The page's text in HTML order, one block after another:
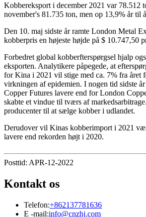
Kobbereksport i december 2021 var 78.512
november's 81.735 ton, men op 13,9% år til
Den 10. maj sidste år ramte London Metal
kobberpris en højeste højde på $ 10.747,50
Forbedret global kobberfterspørgsel hjalp
eksporten. Analytikere påpegede, at
for Kina i 2021 vil stige med ca. 7% fra året
virkningen af ​​epidemien. I nogen tid sidste
Copper Futures lavere end for London
skabte et vindue til tværs af
producenter til at sælge kobber i udlandet.
Derudover vil Kinas kobberimport i 2021
lavere end rekorden højt i 2020.
Posttid: APR-12-2022
Kontakt os
Telefon:+862137781636
E -mail:info@cnzhj.com